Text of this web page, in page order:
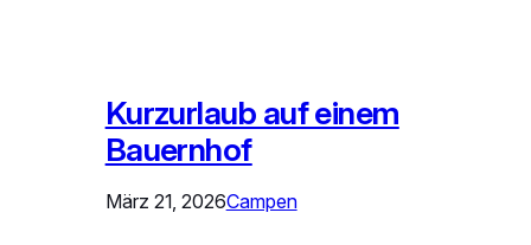
Kurzurlaub auf einem
Bauernhof
März 21, 2026Campen